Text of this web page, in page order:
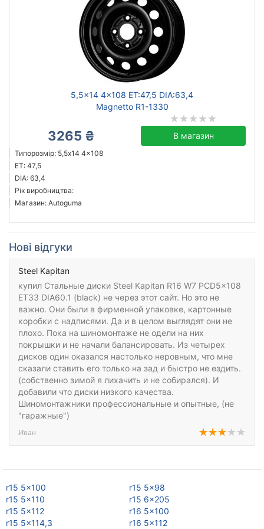
5,5x14 4x108 ET:47,5 DIA:63,4
Magnetto R1-1330
3265 ₴ В магазин
Типорозмір: 5,5x14 4x108
ET: 47,5
DIA: 63,4
Рік виробництва:
Магазин: Autoguma
Нові відгуки
Steel Kapitan
купил Стальные диски Steel Kapitan R16 W7 PCD5x108
ET33 DIA60.1 (black) не через этот сайт. Но это не
важно. Они были в фирменной упаковке, картонные
коробки с надписями. Да и в целом выглядят они не
плохо. Пока на шиномонтаже не одели на них
покрышки и не начали балансировать. Из четырех
дисков один оказался настолько неровным, что мне
сказали ставить его только на зад и быстро не ездить.
(собственно зимой я лихачить и не собирался). И
добавили что диски низкого качества.
Шиномонтажники профессиональные и опытные, (не
"гаражные")
Иван
r15 5x100
r15 5x110
r15 5x112
r15 5x114,3
r15 5x98
r15 6x205
r16 5x100
r16 5x112